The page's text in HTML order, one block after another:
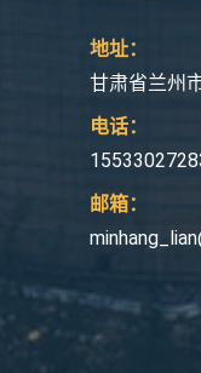
地址：
甘肃省兰州
电话：
邮箱：